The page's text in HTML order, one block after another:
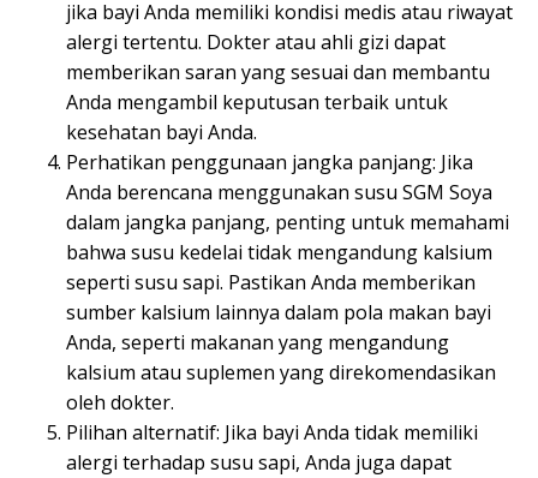
jika bayi Anda memiliki kondisi medis atau riwayat
alergi tertentu. Dokter atau ahli gizi dapat
memberikan saran yang sesuai dan membantu
Anda mengambil keputusan terbaik untuk
kesehatan bayi Anda.
Perhatikan penggunaan jangka panjang: Jika
Anda berencana menggunakan susu SGM Soya
dalam jangka panjang, penting untuk memahami
bahwa susu kedelai tidak mengandung kalsium
seperti susu sapi. Pastikan Anda memberikan
sumber kalsium lainnya dalam pola makan bayi
Anda, seperti makanan yang mengandung
kalsium atau suplemen yang direkomendasikan
oleh dokter.
Pilihan alternatif: Jika bayi Anda tidak memiliki
alergi terhadap susu sapi, Anda juga dapat